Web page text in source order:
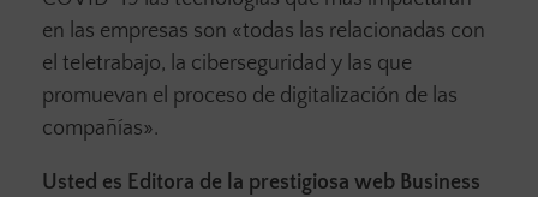
en las empresas son «todas las relacionadas con
el teletrabajo, la ciberseguridad y las que
promuevan el proceso de digitalización de las
compañías».
Usted es Editora de la prestigiosa web Business